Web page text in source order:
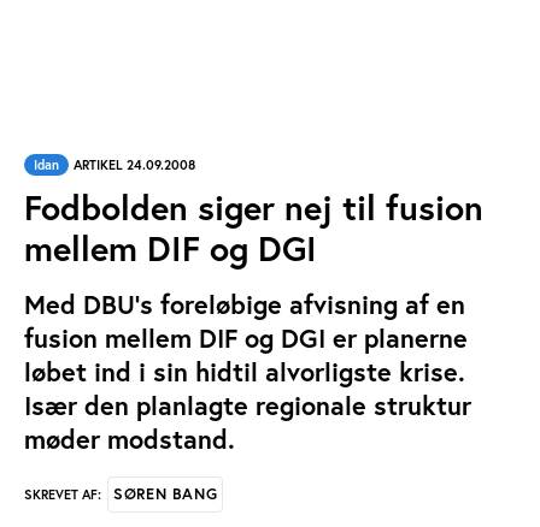
Idan ARTIKEL 24.09.2008
Fodbolden siger nej til fusion
mellem DIF og DGI
Med DBU's foreløbige afvisning af en
fusion mellem DIF og DGI er planerne
løbet ind i sin hidtil alvorligste krise.
Især den planlagte regionale struktur
møder modstand.
SKREVET AF: SØREN BANG